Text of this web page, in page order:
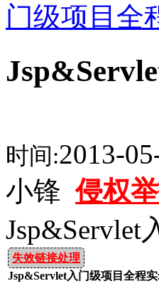
门级项目全
时间:2013-
小锋侵权
Jsp&Servlet
失效链接处理
Jsp&Servlet入门级项目全程